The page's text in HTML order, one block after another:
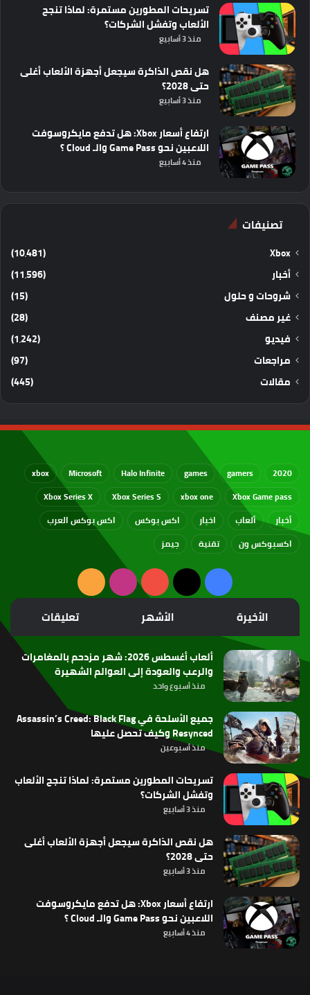
تسريحات المطورين مستمرة: لماذا تنجح
الألعاب وتفشل الشركات؟
منذ 3 أسابيع
هل نقص الذاكرة سيجعل أجهزة الألعاب أغلى
حتى 2028؟
منذ 3 أسابيع
ارتفاع أسعار Xbox: هل تدفع مايكروسوفت
اللاعبين نحو Game Pass والـ Cloud ؟
منذ 4 أسابيع
تصنيفات
Xbox
(10٬481)
أخبار
(11٬596)
شروحات و حلول
(15)
غير مصنف
(28)
فيديو
(1٬242)
مراجعات
(97)
مقالات
(445)
2020
gamers
games
Halo Infinite
Microsoft
xbox
Xbox Game pass
xbox one
Xbox Series S
Xbox Series X
أخبار
ألعاب اخبار اكس بوكس
اكس بوكس العرب
اكسبوكس ون
تقنية جيمز
فيسبوك
‫X
‫YouTubeانستقرامملخص
الموقع
RSS
الأخيرة الأشهر تعليقات
ألعاب أغسطس 2026: شهر مزدحم بالمغامرات
والرعب والعودة إلى العوالم الشهيرة
منذ أسبوع واحد
جميع الأسلحة في Assassin’s Creed: Black Flag
Resynced وكيف تحصل عليها
منذ أسبوعين
تسريحات المطورين مستمرة: لماذا تنجح الألعاب
وتفشل الشركات؟
منذ 3 أسابيع
هل نقص الذاكرة سيجعل أجهزة الألعاب أغلى
حتى 2028؟
منذ 3 أسابيع
ارتفاع أسعار Xbox: هل تدفع مايكروسوفت
اللاعبين نحو Game Pass والـ Cloud ؟
منذ 4 أسابيع